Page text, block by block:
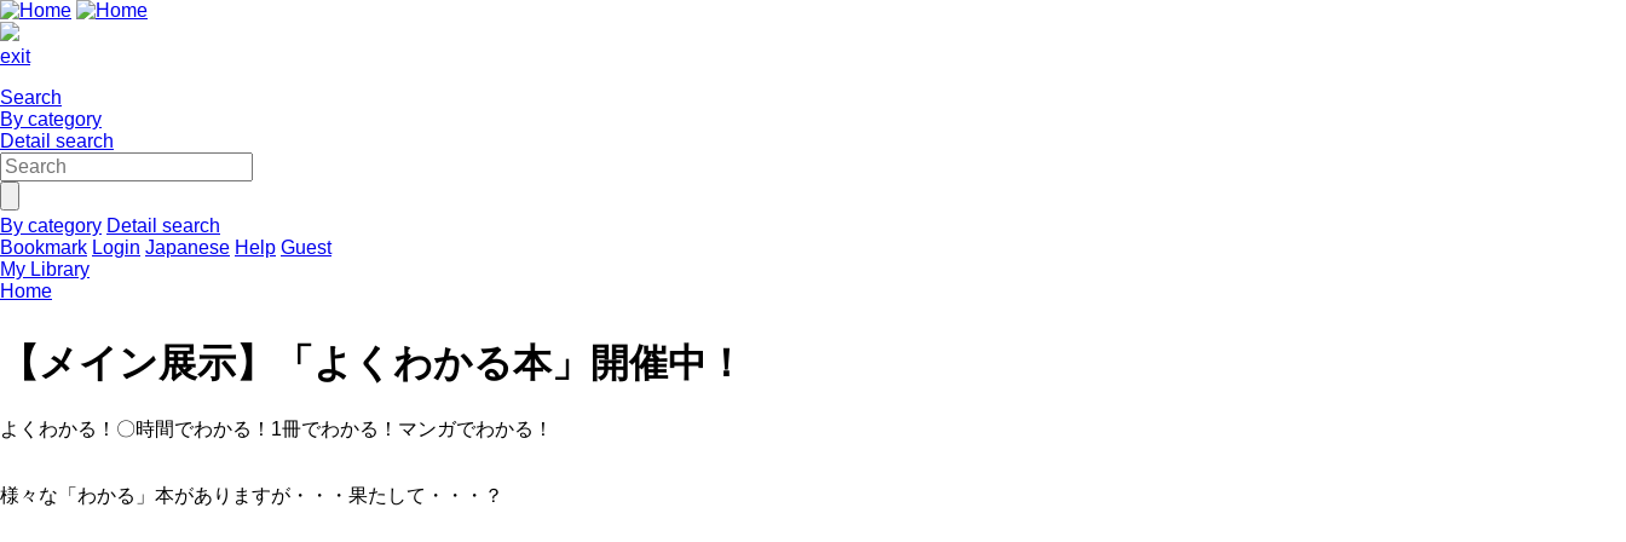
exit
Search
By category
Detail search
By category Detail search
Bookmark Login Japanese Help Guest
My Library
Home
【メイン展示】「よくわかる本」開催中！
よくわかる！〇時間でわかる！1冊でわかる！マンガでわかる！
様々な「わかる」本がありますが・・・果たして・・・？